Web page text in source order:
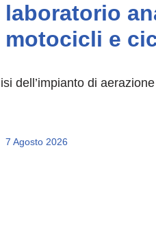
laboratorio
motocicli e
dell’impianto di
7 Agosto 2026